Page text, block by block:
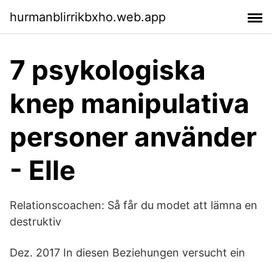
hurmanblirrikbxho.web.app
7 psykologiska
knep manipulativa
personer använder
- Elle
Relationscoachen: Så får du modet att lämna en
destruktiv
Dez. 2017 In diesen Beziehungen versucht ein